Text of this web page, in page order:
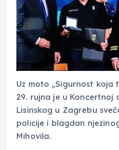
Uz moto „Sigurnost koja
29. rujna je u Koncertnoj
Lisinskog u Zagrebu
policije i blagdan
Mihovila.